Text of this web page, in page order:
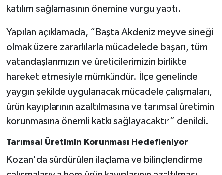
katılım sağlamasının önemine vurgu yaptı.
Yapılan açıklamada, “Başta Akdeniz meyve sineği
olmak üzere zararlılarla mücadelede başarı, tüm
vatandaşlarımızın ve üreticilerimizin birlikte
hareket etmesiyle mümkündür. İlçe genelinde
yaygın şekilde uygulanacak mücadele çalışmaları,
ürün kayıplarının azaltılmasına ve tarımsal üretimin
korunmasına önemli katkı sağlayacaktır” denildi.
Tarımsal Üretimin Korunması Hedefleniyor
Kozan'da sürdürülen ilaçlama ve bilinçlendirme